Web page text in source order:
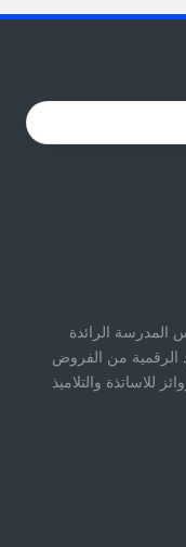
المدرسة الرائدة
الرقمية من الفروض
للاساتذة والتلاميذ